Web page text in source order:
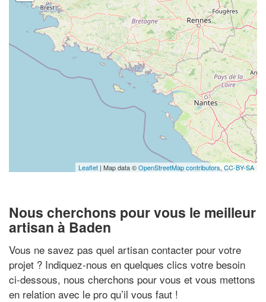
Leaflet | Map data ©OpenStreetMap contributors, CC-BY-SA
Nous cherchons pour vous le meilleur
artisan à Baden
Vous ne savez pas quel artisan contacter pour votre
projet ? Indiquez-nous en quelques clics votre besoin
ci-dessous, nous cherchons pour vous et vous mettons
en relation avec le pro qu’il vous faut !